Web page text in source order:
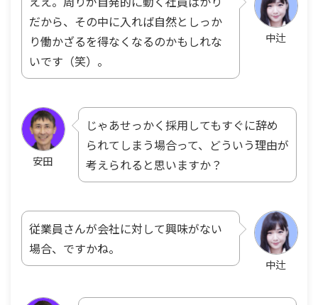
中辻
だから、その中に入れば自然としっか
り働かざるを得なくなるのかもしれな
いです（笑）。
安田
じゃあせっかく採用してもすぐに辞め
られてしまう場合って、どういう理由が
考えられると思いますか？
中辻
従業員さんが会社に対して興味がない
場合、ですかね。